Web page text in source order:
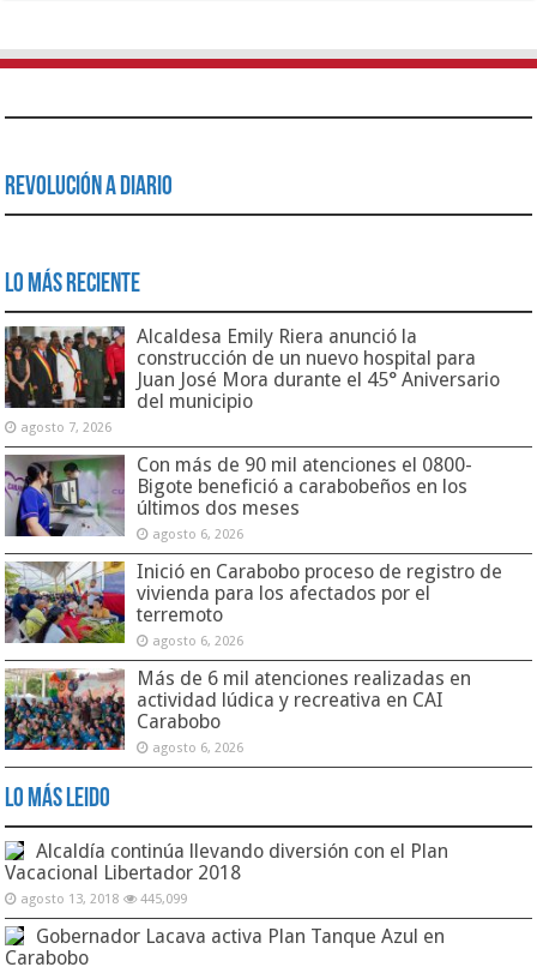
Revolución a Diario
Lo Más Reciente
Alcaldesa Emily Riera anunció la
construcción de un nuevo hospital para
Juan José Mora durante el 45° Aniversario
del municipio
agosto 7, 2026
Con más de 90 mil atenciones el 0800-
Bigote benefició a carabobeños en los
últimos dos meses
agosto 6, 2026
Inició en Carabobo proceso de registro de
vivienda para los afectados por el
terremoto
agosto 6, 2026
Más de 6 mil atenciones realizadas en
actividad lúdica y recreativa en CAI
Carabobo
agosto 6, 2026
Lo Más Leido
Alcaldía continúa llevando diversión con el Plan
Vacacional Libertador 2018
agosto 13, 2018 445,099
Gobernador Lacava activa Plan Tanque Azul en
Carabobo